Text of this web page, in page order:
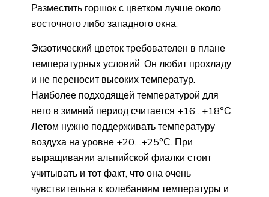
Разместить горшок с цветком лучше около
восточного либо западного окна.
Экзотический цветок требователен в плане
температурных условий. Он любит прохладу
и не переносит высоких температур.
Наиболее подходящей температурой для
него в зимний период считается +16…+18°С.
Летом нужно поддерживать температуру
воздуха на уровне +20…+25°С. При
выращивании альпийской фиалки стоит
учитывать и тот факт, что она очень
чувствительна к колебаниям температуры и